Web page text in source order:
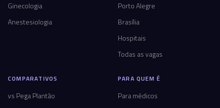
Ginecologia
Anestesiologia
Porto Alegre
Brasília
Hospitais
Todas as vagas
COMPARATIVOS
vs Pega Plantão
PARA QUEM É
Para médicos